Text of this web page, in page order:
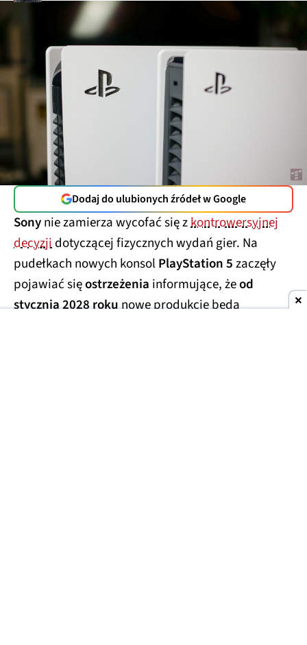
Dodaj do ulubionych źródeł w Google
Sonynie zamierza wycofać się zkontrowersyjnej
decyzjidotyczącej fizycznych wydań gier. Na
pudełkach nowych konsol PlayStation 5zaczęły
pojawiać sięostrzeżenia informujące, żeod
stycznia 2028 rokunowe produkcje będą